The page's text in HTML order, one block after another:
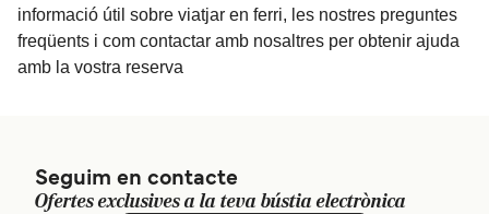
informació útil sobre viatjar en ferri, les nostres preguntes
freqüents i com contactar amb nosaltres per obtenir ajuda
amb la vostra reserva
Seguim en contacte
Ofertes exclusives a la teva bústia electrònica